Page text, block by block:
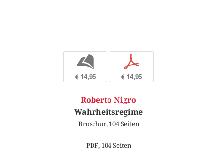
b
€ 14,95
p
€ 14,95
Roberto Nigro
Wahrheitsregime
Broschur, 104 Seiten
PDF, 104 Seiten